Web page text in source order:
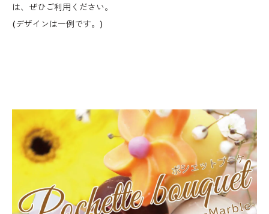
は、ぜひご利用ください。
(デザインは一例です。)